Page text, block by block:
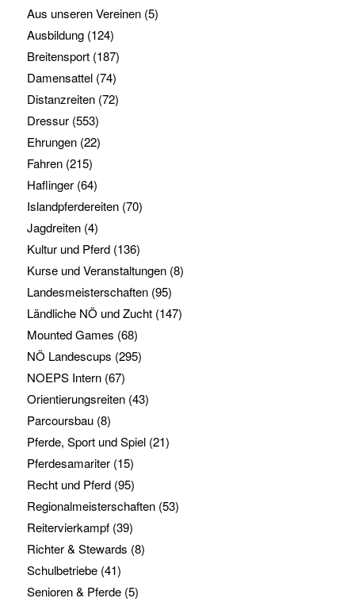
Aus unseren Vereinen(5)
Ausbildung(124)
Breitensport(187)
Damensattel(74)
Distanzreiten(72)
Dressur(553)
Ehrungen(22)
Fahren(215)
Haflinger(64)
Islandpferdereiten(70)
Jagdreiten(4)
Kultur und Pferd(136)
Kurse und Veranstaltungen(8)
Landesmeisterschaften(95)
Ländliche NÖ und Zucht(147)
Mounted Games (68)
NÖ Landescups (295)
NOEPS Intern(67)
Orientierungsreiten(43)
Parcoursbau(8)
Pferde, Sport und Spiel(21)
Pferdesamariter(15)
Recht und Pferd(95)
Regionalmeisterschaften(53)
Reitervierkampf(39)
Richter & Stewards (8)
Schulbetriebe(41)
Senioren & Pferde(5)